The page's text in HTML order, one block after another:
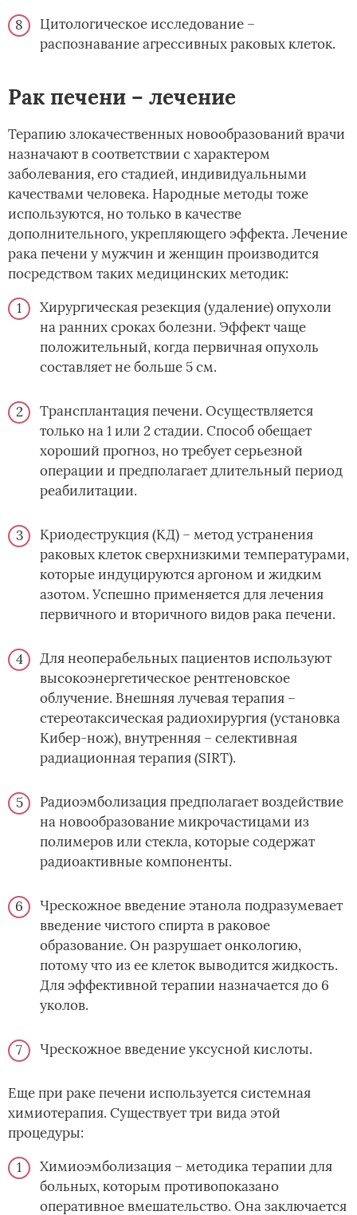
Цитологическое исследование –
распознавание агрессивных раковых клеток.
Рак печени – лечение
Терапию злокачественных новообразований врачи
назначают в соответствии с характером
заболевания, его стадией, индивидуальными
качествами человека. Народные методы тоже
используются, но только в качестве
дополнительного, укрепляющего эффекта. Лечение
рака печени у мужчин и женщин производится
посредством таких медицинских методик:
Хирургическая резекция (удаление) опухоли
на ранних сроках болезни. Эффект чаще
положительный, когда первичная опухоль
составляет не больше 5 см.
Трансплантация печени. Осуществляется
только на 1 или 2 стадии. Способ обещает
хороший прогноз, но требует серьезной
операции и предполагает длительный период
реабилитации.
Криодеструкция (КД) – метод устранения
раковых клеток сверхнизкими температурами,
которые индуцируются аргоном и жидким
азотом. Успешно применяется для лечения
первичного и вторичного видов рака печени.
Для неоперабельных пациентов используют
высокоэнергетическое рентгеновское
облучение. Внешняя лучевая терапия –
стереотаксическая радиохирургия (установка
Кибер-нож), внутренняя – селективная
радиационная терапия (SIRT).
Радиоэмболизация предполагает воздействие
на новообразование микрочастицами из
полимеров или стекла, которые содержат
радиоактивные компоненты.
Чрескожное введение этанола подразумевает
введение чистого спирта в раковое
образование. Он разрушает онкологию,
потому что из ее клеток выводится жидкость.
Для эффективной терапии назначается до 6
уколов.
Чрескожное введение уксусной кислоты.
Еще при раке печени используется системная
химиотерапия. Существует три вида этой
процедуры:
Химиоэмболизация – методика терапии для
больных, которым противопоказано
оперативное вмешательство. Она заключается